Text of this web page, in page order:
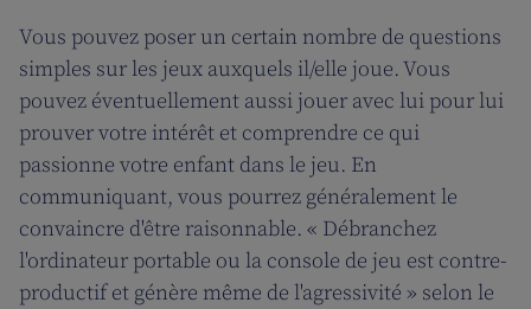
Vous pouvez poser un certain nombre de questions
simples sur les jeux auxquels il/elle joue. Vous
pouvez éventuellement aussi jouer avec lui pour lui
prouver votre intérêt et comprendre ce qui
passionne votre enfant dans le jeu. En
communiquant, vous pourrez généralement le
convaincre d'être raisonnable. « Débranchez
l'ordinateur portable ou la console de jeu est contre-
productif et génère même de l'agressivité » selon le